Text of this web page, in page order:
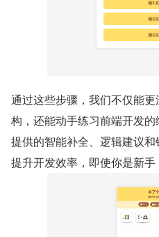
通过这些步骤，我们不仅能
构，还能动手练习前端开发
提供的智能补全、逻辑建议
提升开发效率，即使你是新手